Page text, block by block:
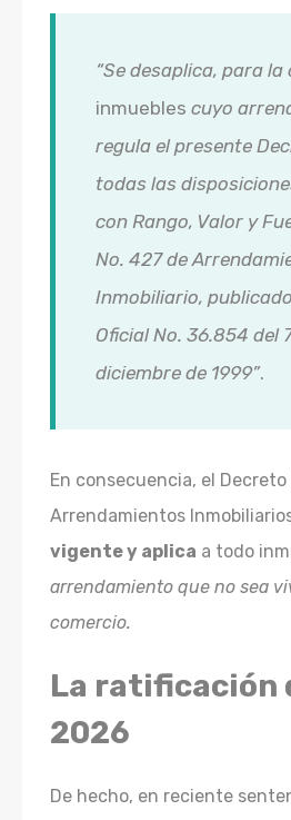
“Se desaplica, para
inmuebles cuyo
regula el presente
todas las
con Rango, Valor y
No. 427 de
Inmobiliario,
Oficial No. 36.854 del
diciembre de 1999”.
En consecuencia, el Decreto
Arrendamientos
vigente y aplica a todo
arrendamiento que no sea
comercio.
La ratificación
2026
De hecho, en reciente